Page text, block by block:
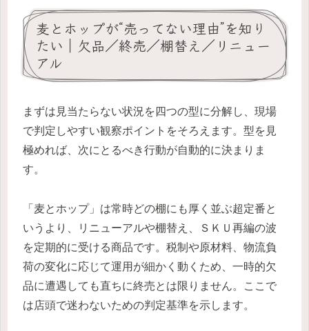
麦とホップが“売ってない理由”を知り
たい｜欠品／終売／棚替え／リニュー
アル
まずは見当たらない状況を四つの型に分解し、現場
で判定しやすい観察ポイントをそろえます。型を見
極めれば、次にとるべき行動が自動的に決まりま
す。
「麦とホップ」は常時どの棚にも厚く並ぶ超定番と
いうより、リニューアルや棚替え、ＳＫＵ再編の波
を定期的に受ける商品です。税制や原材料、物流負
荷の変化に応じて運用が細かく動くため、一時的欠
品に遭遇しても直ちに終売とは限りません。ここで
は店頭で迷わないための判定基準を示します。